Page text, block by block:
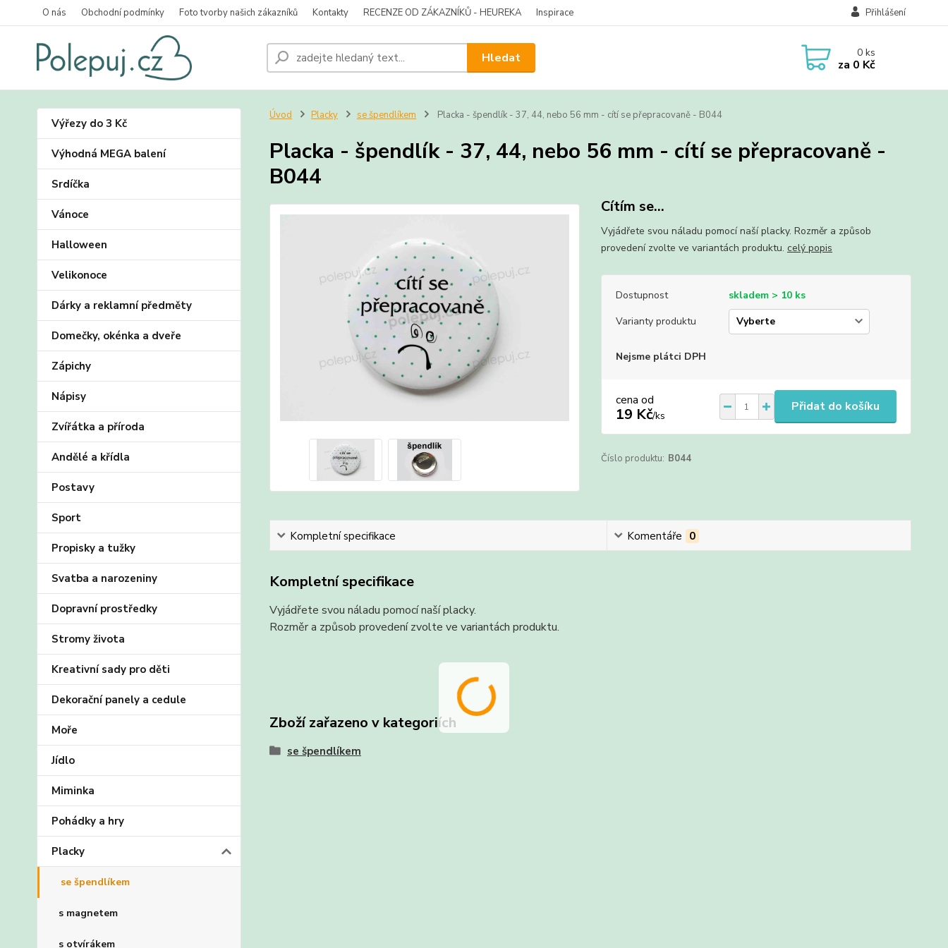
O nás Obchodní podmínky Foto tvorby našich zákazníků Kontakty RECENZE OD ZÁKAZNÍKŮ - HEUREKA Inspirace Přihlášení
Hledat 0ks
za 0 Kč
Výřezy do 3 Kč
Výhodná MEGA balení
Srdíčka
Vánoce
Halloween
Velikonoce
Dárky a reklamní předměty
Domečky, okénka a dveře
Zápichy
Nápisy
Zvířátka a příroda
Andělé a křídla
Postavy
Sport
Propisky a tužky
Svatba a narozeniny
Dopravní prostředky
Stromy života
Kreativní sady pro děti
Dekorační panely a cedule
Moře
Jídlo
Miminka
Pohádky a hry
Placky
se špendlíkem
s magnetem
s otvírákem
Úvod Placky se špendlíkem Placka - špendlík - 37, 44, nebo 56 mm - cítí se přepracovaně - B044
Placka - špendlík - 37, 44, nebo 56 mm - cítí se přepracovaně -
B044
Cítím se...
Vyjádřete svou náladu pomocí naší placky. Rozměr a způsob
provedení zvolte ve variantách produktu. celý popis
Dostupnost
skladem > 10 ks
Varianty produktu
Nejsme plátci DPH
cena od
19 Kč/ks
Přidat do košíku
Číslo produktu: B044
Kompletní specifikace Komentáře 0
Kompletní specifikace
Vyjádřete svou náladu pomocí naší placky.
Rozměr a způsob provedení zvolte ve variantách produktu.
Zboží zařazeno v kategoriích
se špendlíkem